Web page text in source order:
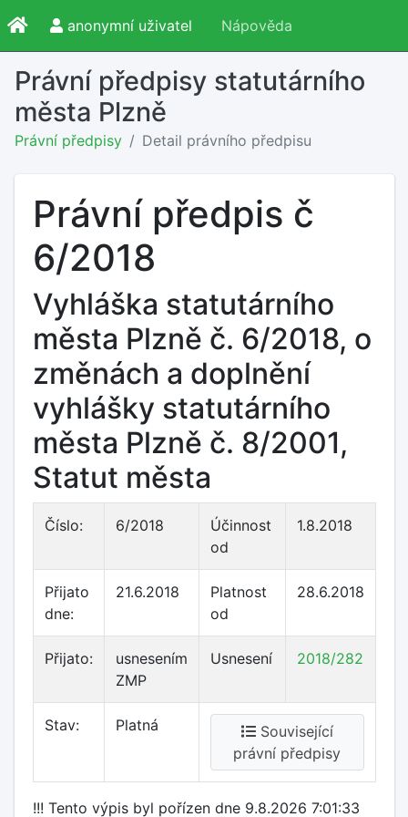
Nápověda
anonymní uživatel
Právní předpisy statutárního
města Plzně
Právní předpisy Detail právního předpisu
Právní předpis č
6/2018
Vyhláška statutárního
města Plzně č. 6/2018, o
změnách a doplnění
vyhlášky statutárního
města Plzně č. 8/2001,
Statut města
Číslo: 6/2018
Účinnost
od
1.8.2018
Přijato
dne:
21.6.2018
Platnost
od
28.6.2018
Přijato:
usnesením
ZMP
Usnesení 2018/282
Stav: Platná
Související
právní předpisy
!!! Tento výpis byl pořízen dne 9.8.2026 7:01:33